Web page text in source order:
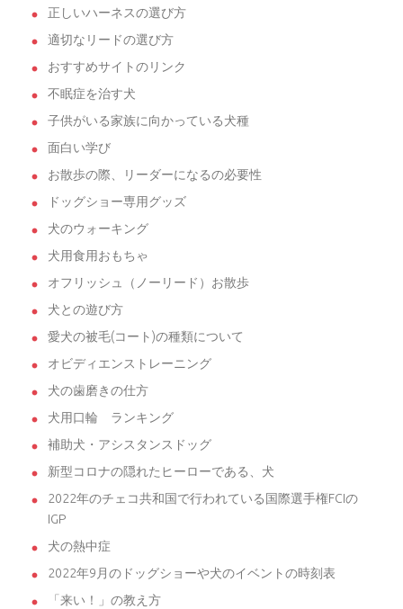
正しいハーネスの選び方
適切なリードの選び方
おすすめサイトのリンク
不眠症を治す犬
子供がいる家族に向かっている犬種
面白い学び
お散歩の際、リーダーになるの必要性
ドッグショー専用グッズ
犬のウォーキング
犬用食用おもちゃ
オフリッシュ（ノーリード）お散歩
犬との遊び方
愛犬の被毛(コート)の種類について
オビディエンストレーニング
犬の歯磨きの仕方
犬用口輪 ランキング
補助犬・アシスタンスドッグ
新型コロナの隠れたヒーローである、犬
2022年のチェコ共和国で行われている国際選手権FCIの
IGP
犬の熱中症
2022年9月のドッグショーや犬のイベントの時刻表
「来い！」の教え方